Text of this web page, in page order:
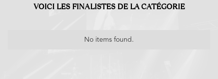
VOICI LES FINALISTES DE LA CATÉGORIE
No items found.